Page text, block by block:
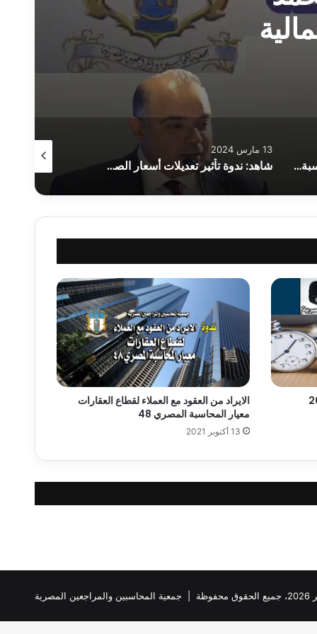
شاهد: ندوة تعديلات معايير المحاسبة 2024
13 مارس 2024
شاهد: ندوة تأثير تعديلات أسعار الصرف والفائدة على القوائم المالية
الايراد من العقود مع العملاء لقطاع العقارات
معيار المحاسبة المصري 48
13 أكتوبر 2021
| جمعية المحاسبين والمراجعين المصرية